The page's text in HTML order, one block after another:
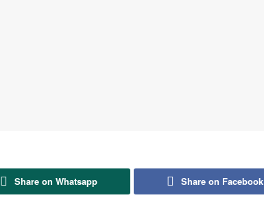
Share on Whatsapp Share on Facebook